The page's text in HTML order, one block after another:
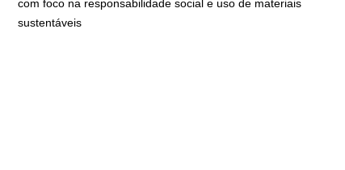
com foco na responsabilidade social e uso de materiais
sustentáveis